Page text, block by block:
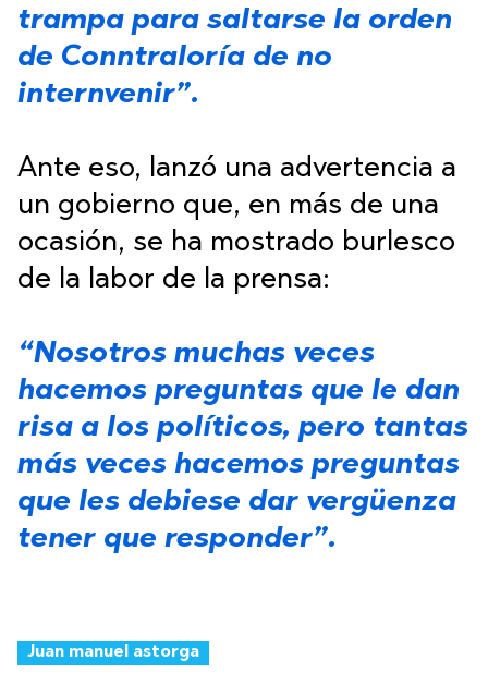
trampa para saltarse la orden
de Conntraloría de no
internvenir”.
Ante eso, lanzó una advertencia a
un gobierno que, en más de una
ocasión, se ha mostrado burlesco
de la labor de la prensa:
“Nosotros muchas veces
hacemos preguntas que le dan
risa a los políticos, pero tantas
más veces hacemos preguntas
que les debiese dar vergüenza
tener que responder”.
Juan manuel astorga